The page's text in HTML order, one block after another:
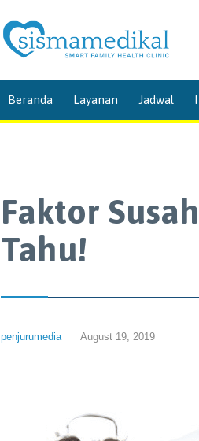
Beranda Layanan Jadwal
Faktor
Tahu!
penjurumedia August 19, 2019